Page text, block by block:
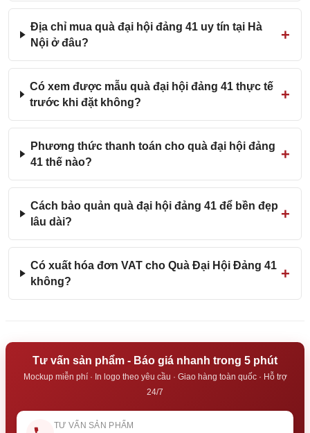
Địa chỉ mua quà đại hội đảng 41 uy tín tại Hà
Nội ở đâu?
Có xem được mẫu quà đại hội đảng 41 thực tế
trước khi đặt không?
Phương thức thanh toán cho quà đại hội đảng
41 thế nào?
Cách bảo quản quà đại hội đảng 41 để bền đẹp
lâu dài?
Có xuất hóa đơn VAT cho Quà Đại Hội Đảng 41
không?
Tư vấn sản phẩm - Báo giá nhanh trong 5 phút
Mockup miễn phí · In logo theo yêu cầu · Giao hàng toàn quốc · Hỗ trợ
24/7
TƯ VẤN SẢN PHẨM